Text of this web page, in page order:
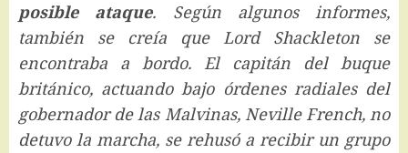
posible ataque. Según algunos informes,
también se creía que Lord Shackleton se
encontraba a bordo. El capitán del buque
británico, actuando bajo órdenes radiales del
gobernador de las Malvinas, Neville French, no
detuvo la marcha, se rehusó a recibir un grupo